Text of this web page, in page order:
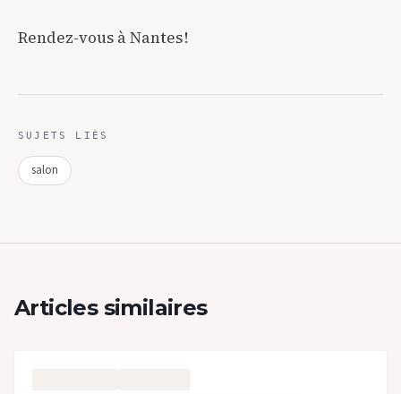
Rendez-vous à Nantes !
SUJETS LIÉS
salon
Articles similaires